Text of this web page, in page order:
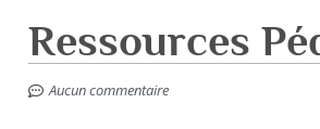
Ressources
Aucun commentaire